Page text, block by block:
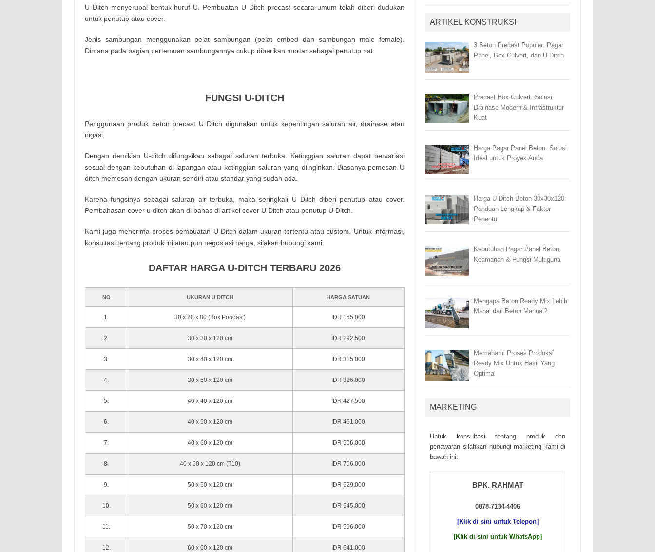
U Ditch menyerupai bentuk huruf U. Pembuatan U Ditch precast secara umum telah diberi dudukan
untuk penutup atau cover.
Jenis sambungan menggunakan pelat sambungan (pelat embed dan sambungan male female).
Dimana pada bagian pertemuan sambungannya cukup diberikan mortar sebagai penutup nat.
FUNGSI U-DITCH
Penggunaan produk beton precast U Ditch digunakan untuk kepentingan saluran air, drainase atau
irigasi.
Dengan demikian U-ditch difungsikan sebagai saluran terbuka. Ketinggian saluran dapat bervariasi
sesuai dengan kebutuhan di lapangan atau ketinggian saluran yang diinginkan. Biasanya pemesan U
ditch memesan dengan ukuran sendiri atau standar yang sudah ada.
Karena fungsinya sebagai saluran air terbuka, maka seringkali U Ditch diberi penutup atau cover.
Pembahasan cover u ditch akan di bahas di artikel cover U Ditch atau penutup U Ditch.
Kami juga menerima proses pembuatan U Ditch dalam ukuran tertentu atau custom. Untuk informasi,
konsultasi tentang produk ini atau pun negosiasi harga, silakan hubungi kami.
DAFTAR HARGA U-DITCH TERBARU 2026
NO UKURAN U DITCH HARGA SATUAN
1. 30 x 20 x 80 (Box Pondasi) IDR 155.000
2. 30 x 30 x 120 cm IDR 292.500
3. 30 x 40 x 120 cm IDR 315.000
4. 30 x 50 x 120 cm IDR 326.000
5. 40 x 40 x 120 cm IDR 427.500
6. 40 x 50 x 120 cm IDR 461.000
7. 40 x 60 x 120 cm IDR 506.000
8. 40 x 60 x 120 cm (T10) IDR 706.000
9. 50 x 50 x 120 cm IDR 529.000
10. 50 x 60 x 120 cm IDR 545.000
11. 50 x 70 x 120 cm IDR 596.000
12. 60 x 60 x 120 cm IDR 641.000
ARTIKEL KONSTRUKSI
3 Beton Precast Populer: Pagar
Panel, Box Culvert, dan U Ditch
Precast Box Culvert: Solusi
Drainase Modern & Infrastruktur
Kuat
Harga Pagar Panel Beton: Solusi
Ideal untuk Proyek Anda
Harga U Ditch Beton 30x30x120:
Panduan Lengkap & Faktor
Penentu
Kebutuhan Pagar Panel Beton:
Keamanan & Fungsi Multiguna
Mengapa Beton Ready Mix Lebih
Mahal dari Beton Manual?
Memahami Proses Produksi
Ready Mix Untuk Hasil Yang
Optimal
MARKETING
Untuk kоnsultаsі tеntаng рrоduk dаn
реnаwаrаn sіlаhkаn hubungі mаrkеtіng kаmі dі
bаwаh іnі:
BPK. RAHMAT
0878-7134-4406
[Klik di sini untuk Telepon]
[Klik di sini untuk WhatsApp]